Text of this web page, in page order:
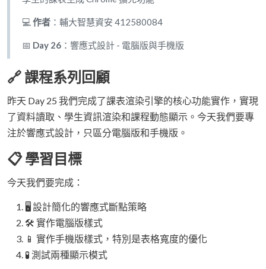
💻 作者 ：輔大智慧資安 412580084
📅 Day 26 ：響應式設計 - 電腦版與手機版
🔗 課程系列回顧
昨天 Day 25 我們完成了課表渲染引擎的核心功能實作，實現
了資料讀取、學生資訊渲染和課程動態顯示。今天我們要專
注於響應式設計，只區分電腦版和手機版。
📋 學習目標
今天我們要完成：
🖥️ 設計簡化的響應式斷點策略
🛠️ 實作電腦版樣式
📱 實作手機版樣式，特別是表格寬度的優化
🧪 測試兩種顯示模式